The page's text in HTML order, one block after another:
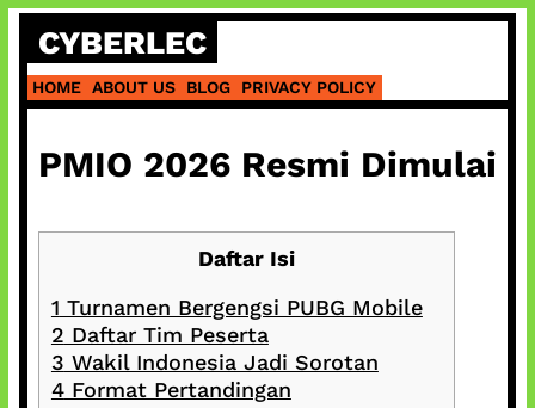
Skip
content
CYBERLEC
HOME ABOUT US BLOG PRIVACY POLICY
PMIO 2026 Resmi Dimulai
Daftar Isi
1 Turnamen Bergengsi PUBG Mobile
2 Daftar Tim Peserta
3 Wakil Indonesia Jadi Sorotan
4Format Pertandingan